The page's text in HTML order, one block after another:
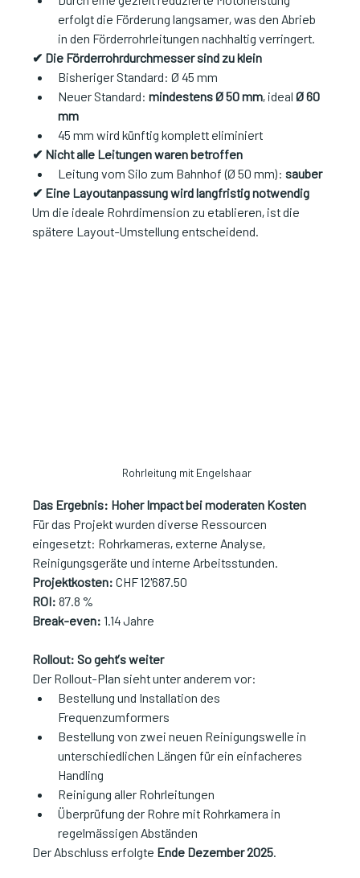
erfolgt die Förderung langsamer, was den Abrieb
in den Förderrohrleitungen nachhaltig verringert.
✔ Die Förderrohrdurchmesser sind zu klein
Bisheriger Standard: Ø 45 mm
Neuer Standard: mindestens Ø 50 mm, ideal Ø 60
mm
45 mm wird künftig komplett eliminiert
✔ Nicht alle Leitungen waren betroffen
Leitung vom Silo zum Bahnhof (Ø 50 mm): sauber
✔ Eine Layoutanpassung wird langfristig notwendig
Um die ideale Rohrdimension zu etablieren, ist die
spätere Layout-Umstellung entscheidend.
Rohrleitung mit Engelshaar
Das Ergebnis: Hoher Impact bei moderaten Kosten
Für das Projekt wurden diverse Ressourcen
eingesetzt: Rohrkameras, externe Analyse,
Reinigungsgeräte und interne Arbeitsstunden.
Projektkosten: CHF 12'687.50
ROI: 87.8 %
Break-even: 1.14 Jahre
Rollout: So geht’s weiter
Der Rollout-Plan sieht unter anderem vor:
Bestellung und Installation des
Frequenzumformers
Bestellung von zwei neuen Reinigungswelle in
unterschiedlichen Längen für ein einfacheres
Handling
Reinigung aller Rohrleitungen
Überprüfung der Rohre mit Rohrkamera in
regelmässigen Abständen
Der Abschluss erfolgte Ende Dezember 2025.